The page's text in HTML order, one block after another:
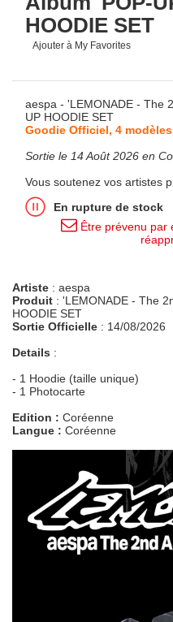
HOODIE SET
Ajouter à My Favorites
aespa - 'LEMONADE - The
UP HOODIE SET
Goodie Officiel, 4 modèles
Sortie le 14 Août 2026 en
Vous soutenez vos artistes
En rupture de stock
Être prévenu par
Artiste : aespa
Produit : 'LEMONADE - The
HOODIE SET
Sortie Officielle : 14/08/2026
Details :
- 1 Hoodie (taille unique)
- 1 Photocarte
Edition : Coréenne
Langue : Coréenne